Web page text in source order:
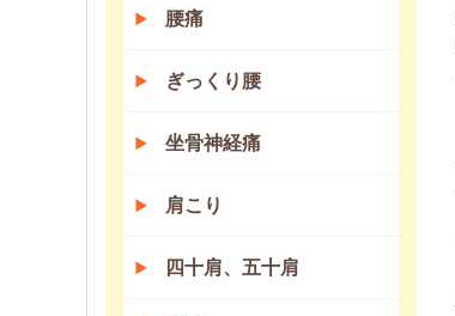
腰痛
ぎっくり腰
坐骨神経痛
肩こり
四十肩、五十肩